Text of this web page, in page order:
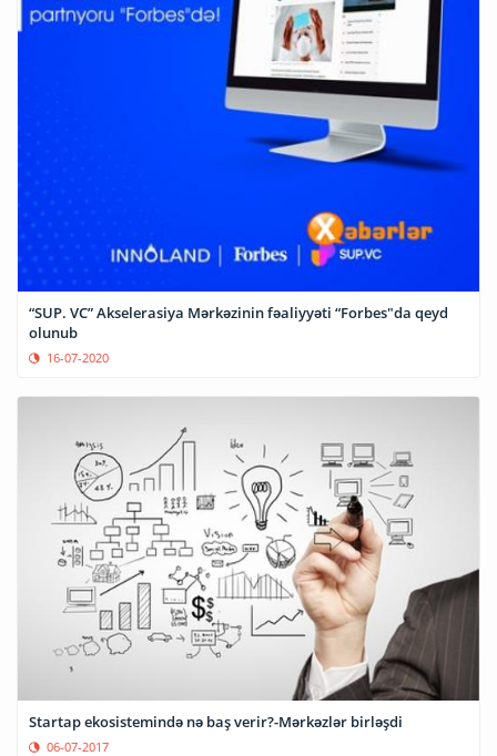
“SUP. VC” Akselerasiya Mərkəzinin fəaliyyəti “Forbes"da qeyd
olunub
16-07-2020
Startap ekosistemində nə baş verir?-Mərkəzlər birləşdi
06-07-2017